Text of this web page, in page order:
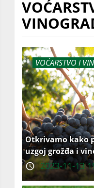
VOĆARSTVO I
Otkrivamo kako
uzgoj grožđa i
2023-11-13